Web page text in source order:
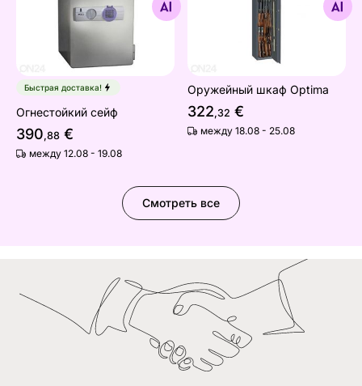
Найдите похожие
Быстрая доставка!
Огнестойкий сейф
390,88 €
между 12.08 - 19.08
Найдите похожие
Оружейный шкаф Optima
322,32 €
между 18.08 - 25.08
Смотреть все